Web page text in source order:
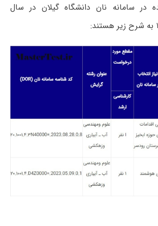
در سامانه نان دانشگاه گیلان در سال